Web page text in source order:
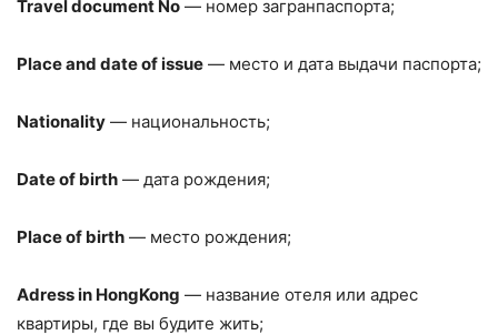
Travel document No — номер загранпаспорта;
Place and date of issue — место и дата выдачи паспорта;
Nationality — национальность;
Date of birth — дата рождения;
Place of birth — место рождения;
Adress in HongKong — название отеля или адрес
квартиры, где вы будите жить;